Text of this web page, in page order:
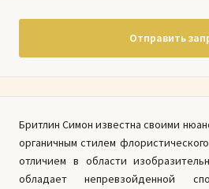
Отправить
Бритлин Симон известна своими
органичным стилем
отличием в области
обладает непревзойденной